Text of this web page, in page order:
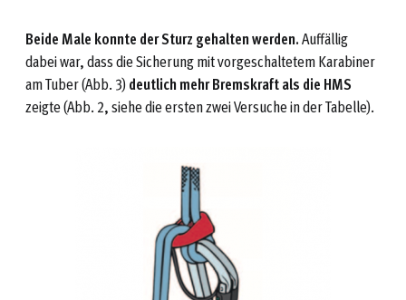
Beide Male konnte der Sturz gehalten werden.Auffällig
dabei war, dass die Sicherung mit vorgeschaltetem Karabiner
am Tuber (Abb. 3)deutlich mehr Bremskraft als die HMS
zeigte (Abb. 2, siehe die ersten zwei Versuche in der Tabelle).